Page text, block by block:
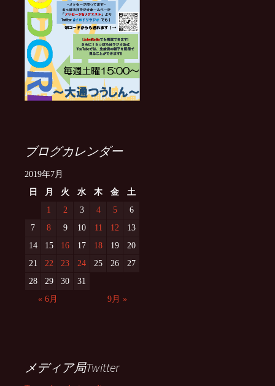
ブログカレンダー
2019年7月
日
月 火 水 木 金
土
1
2 3 4 5
6
7
8 9 10 11 12
13
14
15 16 17 18 19
20
21
22 23 24 25 26
27
28
29 30
31
« 6月
9月 »
メディア局Twitter